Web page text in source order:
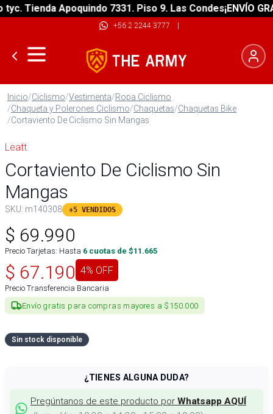
Tienda Apoquindo 7331. Piso 9. Las Condes¡ENVÍO
+56 2 2244 3777 |
Inicio/Ciclismo/Vestimenta/Ropa Ciclismo
/Chaqueta y Polerones Ciclismo/Chaquetas/Chaquetas Bike
/Cortaviento De Ciclismo Sin Mangas
Leatt
Cortaviento De Ciclismo Sin
Mangas
SKU: m140308 +5 VENDIDOS
$ 69.990
Precio Tarjetas: Hasta 6 cuotas de $11.665
$ 67.190 4% OFF
Precio Transferencia Bancaria
Envío gratis para compras mayores a $150.000
Sin stock disponible
¿TIENES ALGUNA DUDA?
Pregúntanos de este producto por Whatsapp AQUÍ